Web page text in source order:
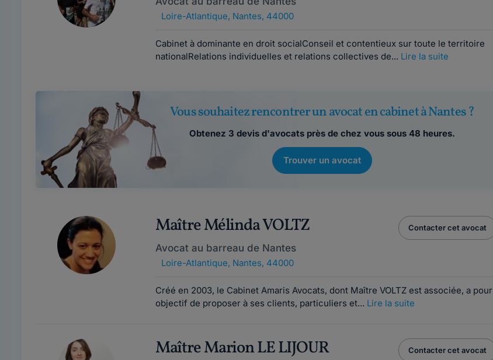
Loire-Atlantique, Nantes, 44000
Cabinet à dominante en droit socialConseil et contentieux sur toute le territoire
nationalRelations individuelles et relations collectives de... Lire la suite
Vous souhaitez rencontrer un avocat en cabinet à Nantes ?
Obtenez 3 devis d'avocats près de chez vous sous 48 heures.
Trouver un avocat
Maître Mélinda VOLTZ
Avocat au barreau de Nantes
Loire-Atlantique, Nantes, 44000
Contacter cet avocat
Créé en 2003, le Cabinet Amaris Avocats, dont Maître VOLTZ est associée, a pour
objectif de proposer à ses clients, particuliers et... Lire la suite
Maître Marion LE LIJOUR Contacter cet avocat